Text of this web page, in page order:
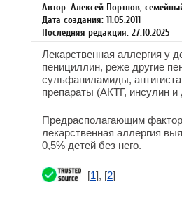
Автор: Алексей Портнов,
Дата создания: 11.05.2011
Последняя редакция: 27.10.2025
Лекарственная аллергия у
пенициллин, реже другие
сульфаниламиды,
препараты (АКТГ, инсулин
Предрасполагающим
лекарственная аллергия
0,5% детей без него.
[1], [2]